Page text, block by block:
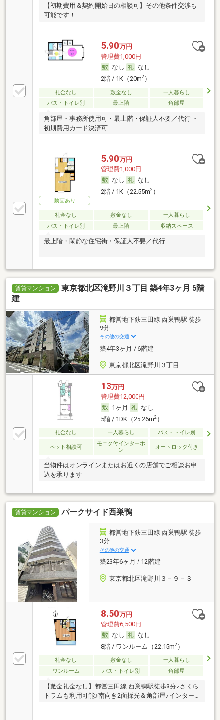
【初期費用＆契約開始日の相談可】その他条件交渉も
可能です！
5.90万円
管理費1,000円
なし
なし
2階 / 1K（20m2）
礼金なし 敷金なし
一人暮らし
バス・トイレ別
最上階 角部屋
角部屋・事務所使用可・最上階・保証人不要／代行 ・
初期費用カード決済可
動画あり
5.90万円
管理費1,000円
なし
なし
2階 / 1K（22.55m2）
礼金なし 敷金なし
一人暮らし
バス・トイレ別
最上階 収納スペース
最上階・閑静な住宅街・保証人不要／代行
賃貸マンション
東京都北区滝野川３丁目 築4年3ヶ月 6階
建
都営地下鉄三田線 西巣鴨駅 徒歩
9分
その他の交通
築4年3ヶ月 / 6階建
東京都北区滝野川３丁目
13万円
管理費12,000円
1ヶ月
なし
5階 / 1DK（25.26m2）
礼金なし 一人暮らし バス・トイレ別
ペット相談可
モニタ付インターホ
ン
オートロック付き
当物件はオンラインまたはお近くの店舗でご相談お申
込を承ります
賃貸マンション パークサイド西巣鴨
都営地下鉄三田線 西巣鴨駅 徒歩
3分
その他の交通
築23年6ヶ月 / 12階建
東京都北区滝野川３－９－３
8.50万円
管理費6,500円
なし
なし
8階 / ワンルーム（22.15m2）
礼金なし 敷金なし
一人暮らし
ワンルーム
バス・トイレ別 角部屋
【敷金礼金なし】都営三田線 西巣鴨駅徒歩3分♪さくら
トラムも利用可能♪南向き2面採光＆角部屋♪インター
♪\n【充実の設備】２口ガスコンロ付きシステムキッチ